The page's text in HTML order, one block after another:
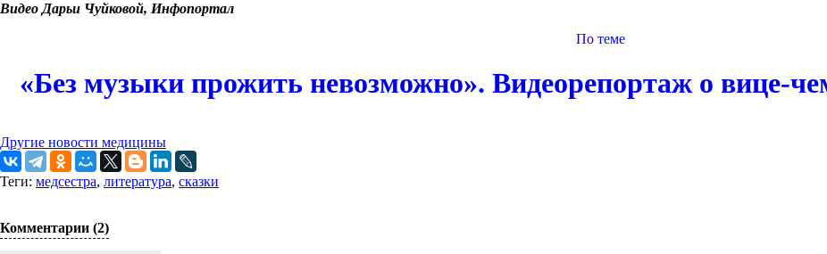
Видео Дарьи Чуйковой, Инфопортал
По теме
«Без музыки прожить невозможно». Видеорепортаж о вице-
Другие новости медицины
Теги: медсестра, литература, сказки
Комментарии (2)